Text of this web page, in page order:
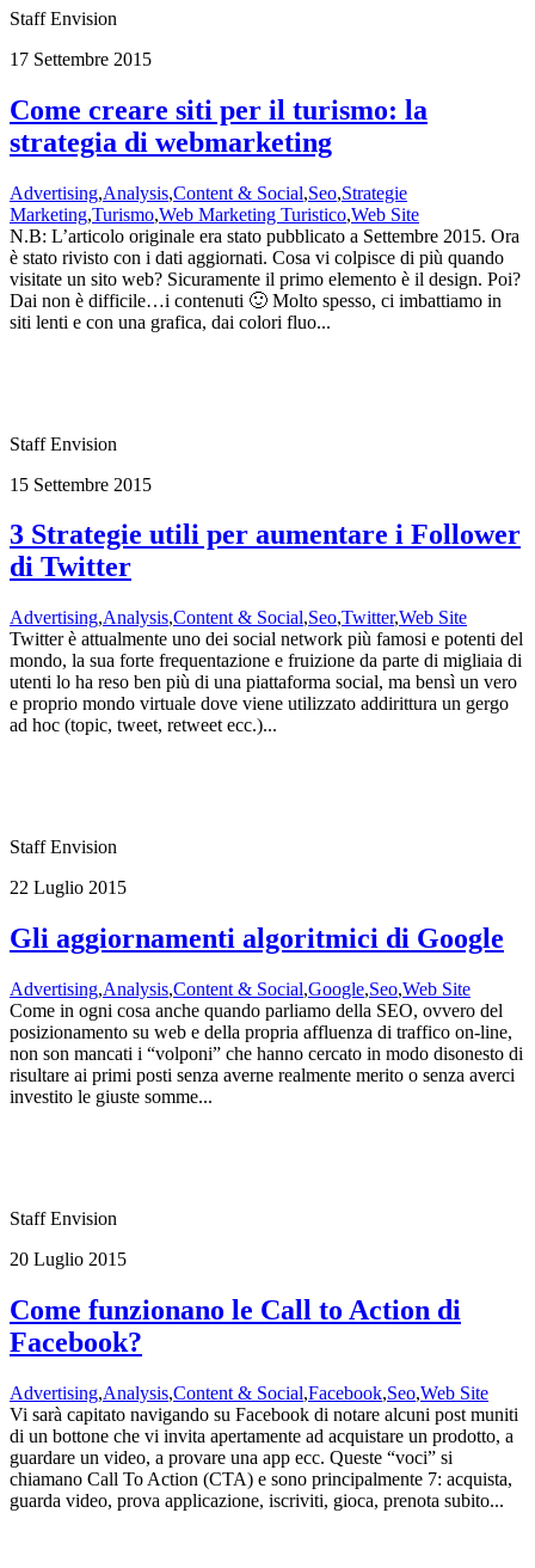
Staff Envision
17 Settembre 2015
Come creare siti per il turismo: la
strategia di webmarketing
Advertising,Analysis,Content & Social,Seo,Strategie
Marketing,Turismo,Web Marketing Turistico,Web Site
N.B: L’articolo originale era stato pubblicato a Settembre 2015. Ora
è stato rivisto con i dati aggiornati. Cosa vi colpisce di più quando
visitate un sito web? Sicuramente il primo elemento è il design. Poi?
Dai non è difficile…i contenuti 🙂 Molto spesso, ci imbattiamo in
siti lenti e con una grafica, dai colori fluo...
Staff Envision
15 Settembre 2015
3 Strategie utili per aumentare i Follower
di Twitter
Advertising,Analysis,Content & Social,Seo,Twitter,Web Site
Twitter è attualmente uno dei social network più famosi e potenti del
mondo, la sua forte frequentazione e fruizione da parte di migliaia di
utenti lo ha reso ben più di una piattaforma social, ma bensì un vero
e proprio mondo virtuale dove viene utilizzato addirittura un gergo
ad hoc (topic, tweet, retweet ecc.)...
Staff Envision
22 Luglio 2015
Gli aggiornamenti algoritmici di Google
Advertising,Analysis,Content & Social,Google,Seo,Web Site
Come in ogni cosa anche quando parliamo della SEO, ovvero del
posizionamento su web e della propria affluenza di traffico on-line,
non son mancati i “volponi” che hanno cercato in modo disonesto di
risultare ai primi posti senza averne realmente merito o senza averci
investito le giuste somme...
Staff Envision
20 Luglio 2015
Come funzionano le Call to Action di
Facebook?
Advertising,Analysis,Content & Social,Facebook,Seo,Web Site
Vi sarà capitato navigando su Facebook di notare alcuni post muniti
di un bottone che vi invita apertamente ad acquistare un prodotto, a
guardare un video, a provare una app ecc. Queste “voci” si
chiamano Call To Action (CTA) e sono principalmente 7: acquista,
guarda video, prova applicazione, iscriviti, gioca, prenota subito...